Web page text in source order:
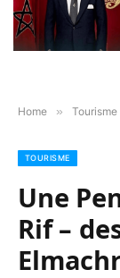
Home » Tourisme
TOURISME
Une
Rif –